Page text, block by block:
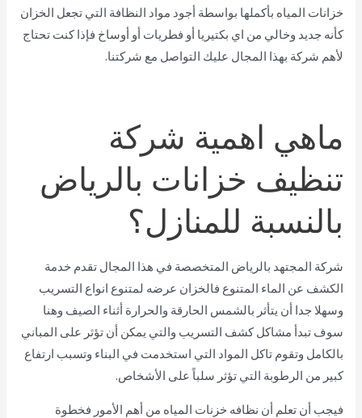
خزانات المياه بأكملها بواسطة أجود مواد النظافة التي تجعل الخزان
كأنه جديد وخالي من اي بكتيريا أو فطريات أو أوساخ فإذا كنت تحتاج
لأهم شركة بهذا المجال عليك التواصل مع شركتنا.
ماهي اهمية شركة
تنظيف خزانات بالرياض
بالنسبة للمنازل؟
شركة المجتهد بالرياض المتخصصة في هذا المجال تقدم خدمة
الكشف عن الماء المتنوع فالخزان عرضه لمتنوع انواع التسريب
وسهلا جدا أن يتأثر بالشمس الحارقة والحرارة أثناء الصيف وهنا
سوف تبدأ مشاكل كشف التسريب والتي يمكن أن تؤثر على المباني
بالكامل وتقوم تاكل المواد التي استخدمت في البناء وتسبب ارتفاع
كبير من الرطوبة التي تؤثر سلباً على الأشخاص.
فيجب أن تعلم أن نظافه خزنات المياه من أهم الأمور فخطوة